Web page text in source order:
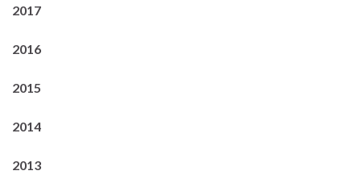
2017
2016
2015
2014
2013